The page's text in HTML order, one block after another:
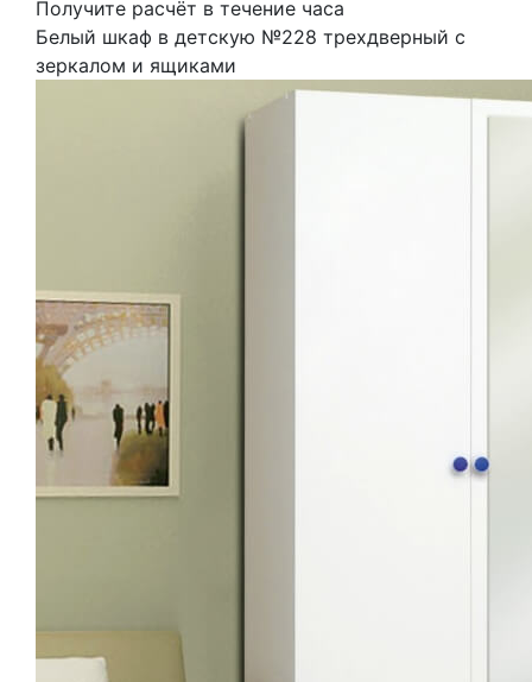
Получите расчёт в течение часа
Белый шкаф в детскую №228 трехдверный с
зеркалом и ящиками